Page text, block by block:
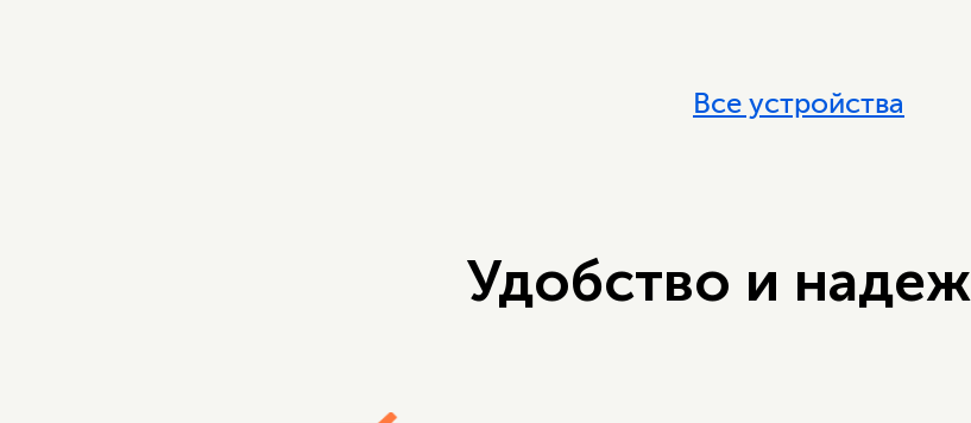
Все устройства
Удобство и